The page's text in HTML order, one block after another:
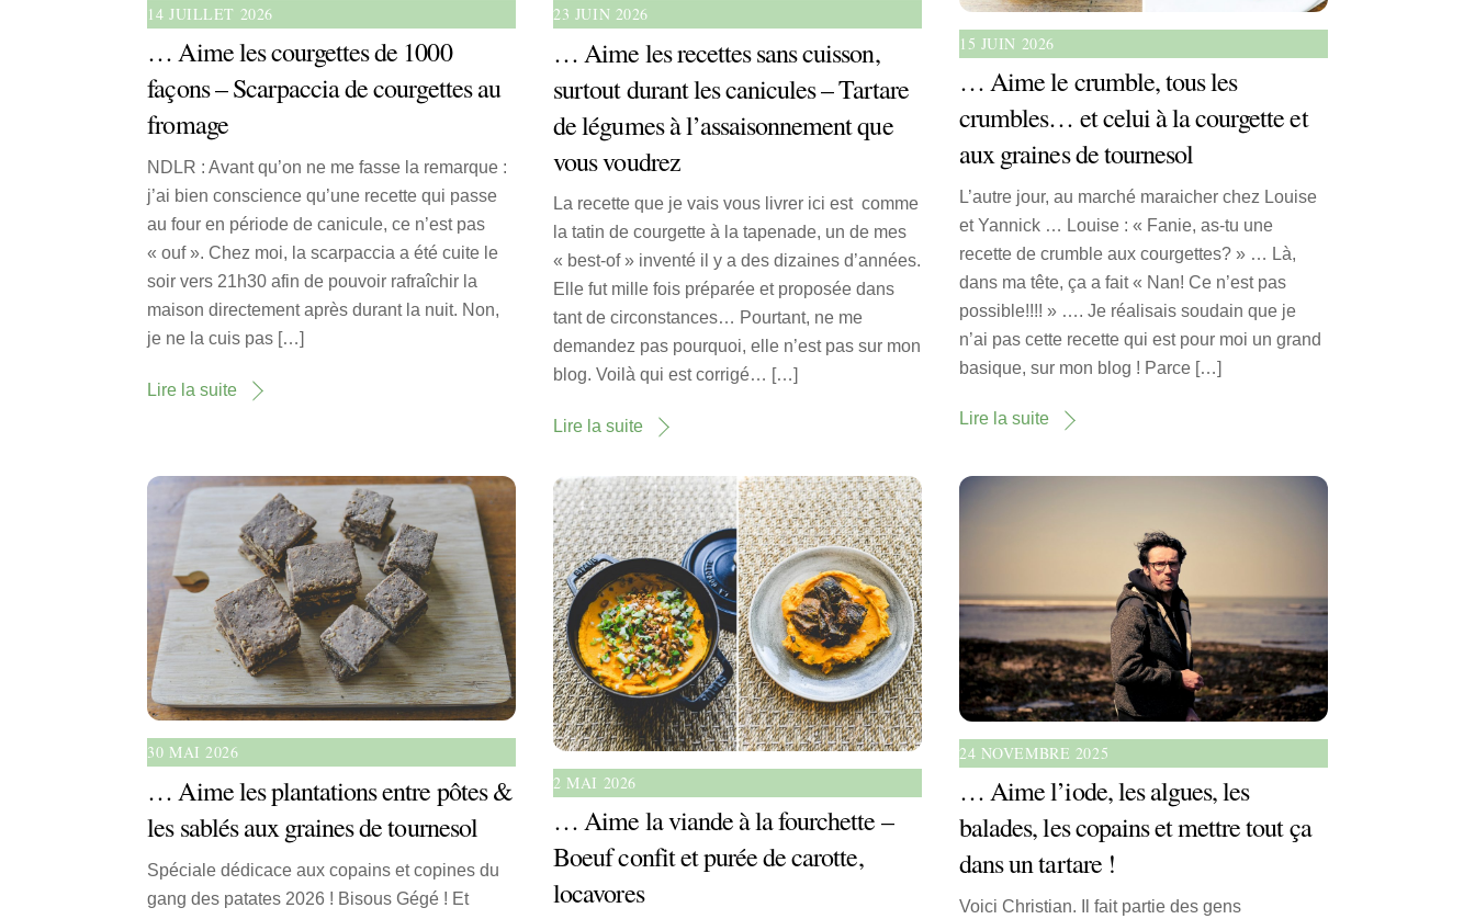
14 JUILLET 2026
… Aime les courgettes de 1000
façons – Scarpaccia de courgettes au
fromage
NDLR : Avant qu’on ne me fasse la remarque :
j’ai bien conscience qu’une recette qui passe
au four en période de canicule, ce n’est pas
« ouf ». Chez moi, la scarpaccia a été cuite le
soir vers 21h30 afin de pouvoir rafraîchir la
maison directement après durant la nuit. Non,
je ne la cuis pas […]
Lire la suite
23 JUIN 2026
… Aime les recettes sans cuisson,
surtout durant les canicules – Tartare
de légumes à l’assaisonnement que
vous voudrez
La recette que je vais vous livrer ici est comme
la tatin de courgette à la tapenade, un de mes
« best-of » inventé il y a des dizaines d’années.
Elle fut mille fois préparée et proposée dans
tant de circonstances… Pourtant, ne me
demandez pas pourquoi, elle n’est pas sur mon
blog. Voilà qui est corrigé… […]
Lire la suite
15 JUIN 2026
… Aime le crumble, tous les
crumbles… et celui à la courgette et
aux graines de tournesol
L’autre jour, au marché maraicher chez Louise
et Yannick … Louise : « Fanie, as-tu une
recette de crumble aux courgettes? » … Là,
dans ma tête, ça a fait « Nan! Ce n’est pas
possible!!!! » …. Je réalisais soudain que je
n’ai pas cette recette qui est pour moi un grand
basique, sur mon blog ! Parce […]
Lire la suite
30 MAI 2026
… Aime les plantations entre pôtes &
les sablés aux graines de tournesol
Spéciale dédicace aux copains et copines du
gang des patates 2026 ! Bisous Gégé ! Et
2 MAI 2026
… Aime la viande à la fourchette –
Boeuf confit et purée de carotte,
locavores
24 NOVEMBRE 2025
… Aime l’iode, les algues, les
balades, les copains et mettre tout ça
dans un tartare !
Voici Christian. Il fait partie des gens